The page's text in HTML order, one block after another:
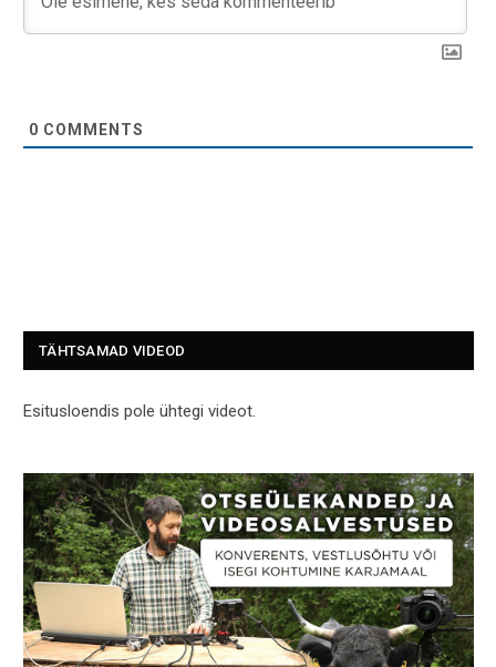
0 COMMENTS
TÄHTSAMAD VIDEOD
Esitusloendis pole ühtegi videot.